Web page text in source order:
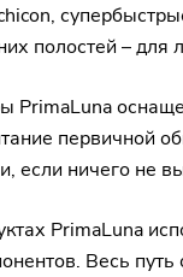
полостей –
PrimaLuna
первичной
если ничего не
PrimaLuna
Весь